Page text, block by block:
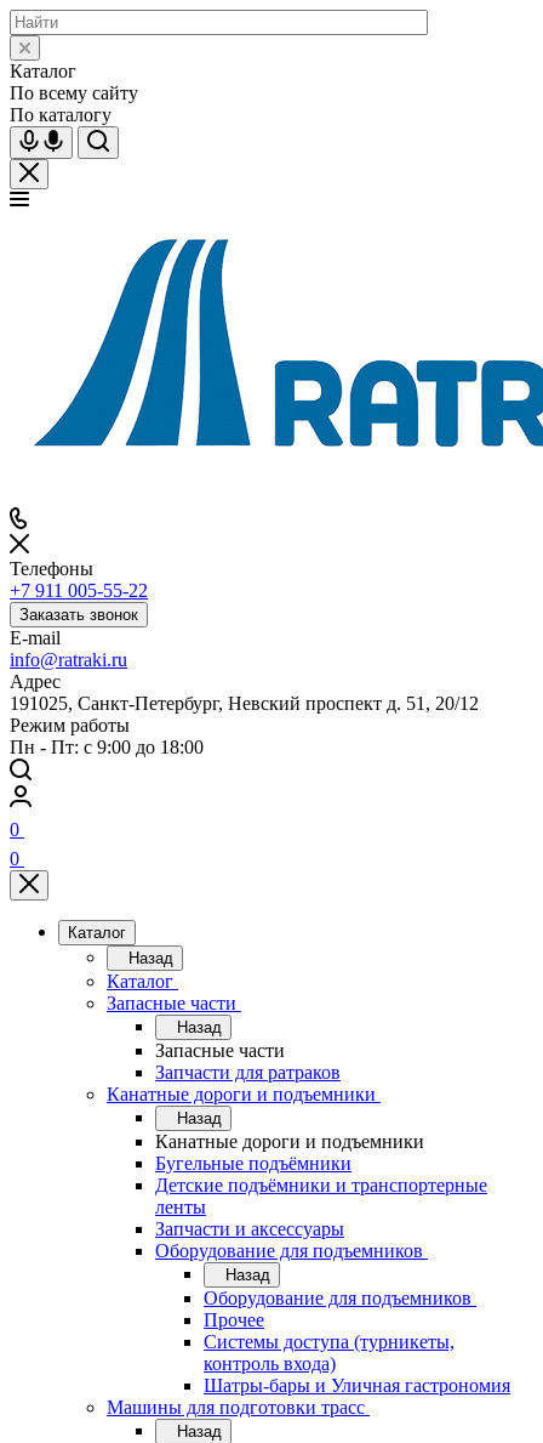
Каталог
По всему сайту
По каталогу
Телефоны
+7 911 005-55-22
Заказать звонок
E-mail
info@ratraki.ru
Адрес
191025, Санкт-Петербург, Невский проспект д. 51, 20/12
Режим работы
Пн - Пт: с 9:00 до 18:00
0
0
Каталог
Назад
Каталог
Запасные части
Назад
Запасные части
Запчасти для ратраков
Канатные дороги и подъемники
Назад
Канатные дороги и подъемники
Бугельные подъёмники
Детские подъёмники и транспортерные
ленты
Запчасти и аксессуары
Оборудование для подъемников
Назад
Оборудование для подъемников
Прочее
Системы доступа (турникеты,
контроль входа)
Шатры-бары и Уличная гастрономия
Машины для подготовки трасс
Назад